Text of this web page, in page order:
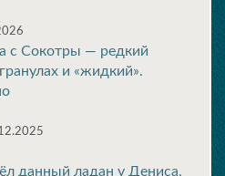
с Сокотры — редкий
и «жидкий».
данный ладан у Дениса,